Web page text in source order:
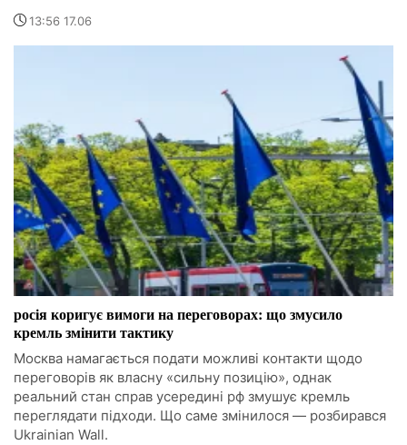
13:56 17.06
росія коригує вимоги на переговорах: що змусило
кремль змінити тактику
Москва намагається подати можливі контакти щодо
переговорів як власну «сильну позицію», однак
реальний стан справ усередині рф змушує кремль
переглядати підходи. Що саме змінилося — розбирався
Ukrainian Wall.